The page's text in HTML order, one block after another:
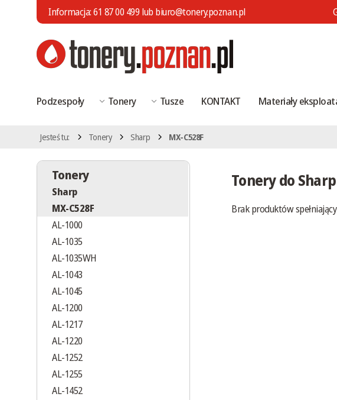
Informacja:61 87 00 499 lub biuro@tonery.poznan.pl
Podzespoły Tonery Tusze KONTAKT Materiały
Jesteś tu: Tonery Sharp MX-C528F
Tonery do Sharp
Brak produktów
Tonery
Sharp
AL-1000
AL-1035
AL-1035WH
AL-1043
AL-1045
AL-1200
AL-1217
AL-1220
AL-1252
AL-1255
AL-1452
MX-C528F